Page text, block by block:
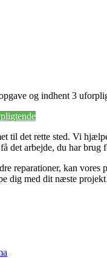
og indhent 3
til det rette sted. Vi
det arbejde, du har brug
reparationer, kan vores
dig med dit næste